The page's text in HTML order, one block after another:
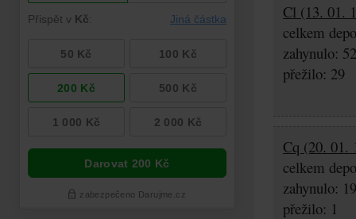
Cl (13. 01.
celkem
zahynulo:
přežilo: 29
Cq (20. 01.
celkem
zahynulo:
přežilo: 1